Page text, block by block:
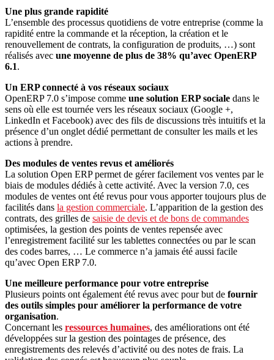
Une plus grande rapidité
L’ensemble des processus quotidiens de votre entreprise (comme la
rapidité entre la commande et la réception, la création et le
renouvellement de contrats, la configuration de produits, …) sont
réalisés avec une moyenne de plus de 38% qu’avec OpenERP
6.1.
Un ERP connecté à vos réseaux sociaux
OpenERP 7.0 s’impose comme une solution ERP sociale dans le
sens où elle est tournée vers les réseaux sociaux (Google +,
LinkedIn et Facebook) avec des fils de discussions très intuitifs et la
présence d’un onglet dédié permettant de consulter les mails et les
actions à prendre.
Des modules de ventes revus et améliorés
La solution Open ERP permet de gérer facilement vos ventes par le
biais de modules dédiés à cette activité. Avec la version 7.0, ces
modules de ventes ont été revus pour vous apporter toujours plus de
facilités dans la gestion commerciale. L’apparition de la gestion des
contrats, des grilles de saisie de devis et de bons de commandes
optimisées, la gestion des points de ventes repensée avec
l’enregistrement facilité sur les tablettes connectées ou par le scan
des codes barres, … Le commerce n’a jamais été aussi facile
qu’avec Open ERP 7.0.
Une meilleure performance pour votre entreprise
Plusieurs points ont également été revus avec pour but de fournir
des outils simples pour améliorer la performance de votre
organisation.
Concernant les ressources humaines, des améliorations ont été
développées sur la gestion des pointages de présence, des
enregistrements des relevés d’activité ou des notes de frais. La